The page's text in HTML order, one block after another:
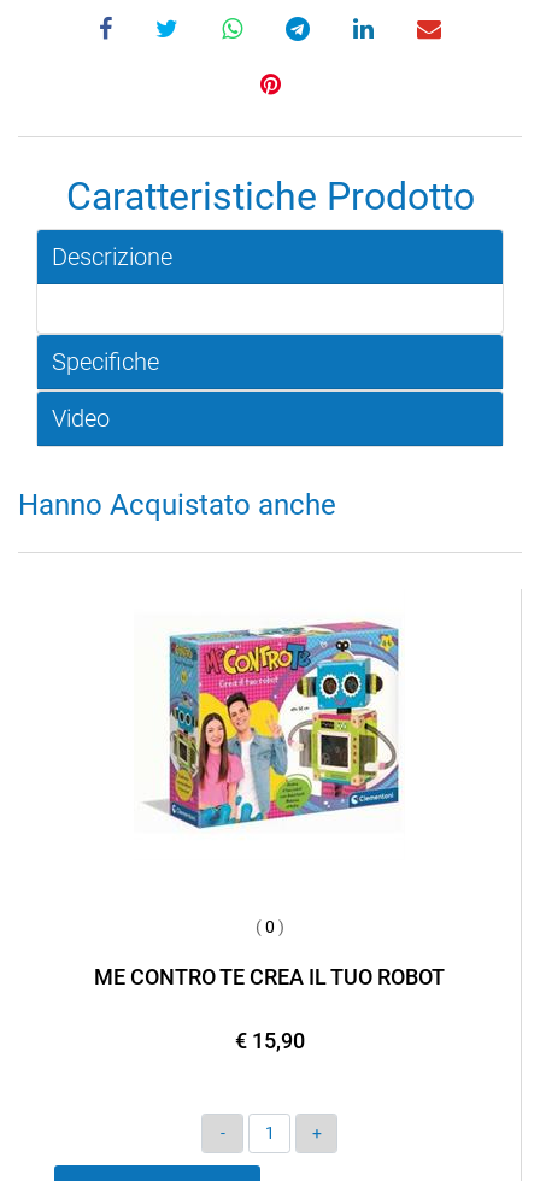
Caratteristiche Prodotto
Descrizione
Specifiche
Video
Hanno Acquistato anche
(0 )
ME CONTRO TE CREA IL TUO ROBOT
€ 15,90
Quantità